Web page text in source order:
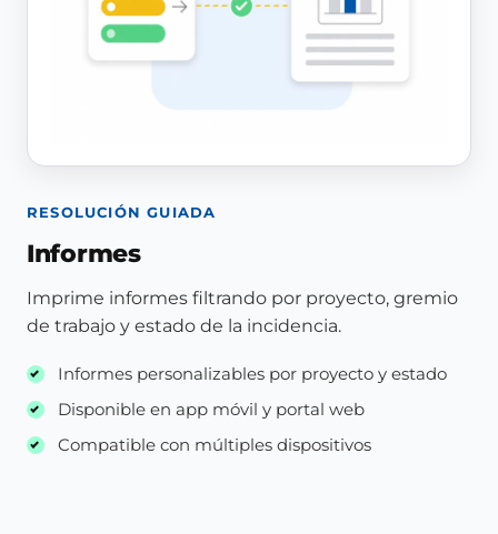
RESOLUCIÓN GUIADA
Informes
Imprime informes filtrando por proyecto, gremio
de trabajo y estado de la incidencia.
Informes personalizables por proyecto y estado
Disponible en app móvil y portal web
Compatible con múltiples dispositivos